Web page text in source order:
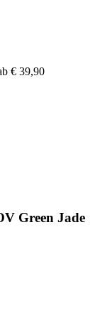
€ 39,90
Green Jade